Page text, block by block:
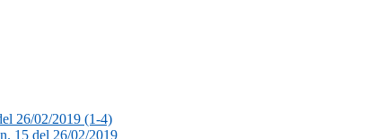
26/02/2019 (1-4)
15 del 26/02/2019